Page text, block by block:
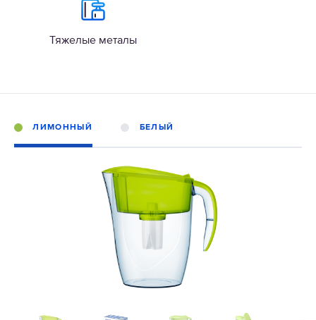
Тяжелые металы
ЛИМОННЫЙ БЕЛЫЙ